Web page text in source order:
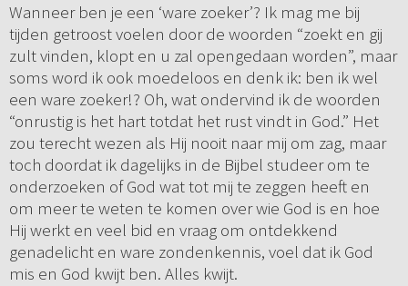
Wanneer ben je een ‘ware zoeker’? Ik mag me bij
tijden getroost voelen door de woorden “zoekt en gij
zult vinden, klopt en u zal opengedaan worden”, maar
soms word ik ook moedeloos en denk ik: ben ik wel
een ware zoeker!? Oh, wat ondervind ik de woorden
“onrustig is het hart totdat het rust vindt in God.” Het
zou terecht wezen als Hij nooit naar mij om zag, maar
toch doordat ik dagelijks in de Bijbel studeer om te
onderzoeken of God wat tot mij te zeggen heeft en
om meer te weten te komen over wie God is en hoe
Hij werkt en veel bid en vraag om ontdekkend
genadelicht en ware zondenkennis, voel dat ik God
mis en God kwijt ben. Alles kwijt.